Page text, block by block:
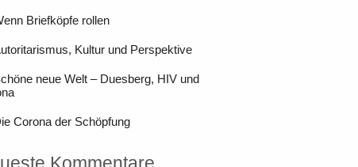
Briefköpfe rollen
Kultur und Perspektive
neue Welt – Duesberg, HIV und
Corona der Schöpfung